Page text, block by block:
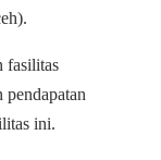
fasilitas
ini.